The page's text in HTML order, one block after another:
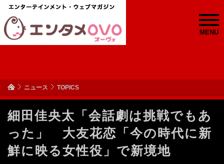
MENU
ニュース TOPICS
細田佳央太「会話劇は挑戦でもあ
った」 大友花恋「今の時代に新
鮮に映る女性役」で新境地